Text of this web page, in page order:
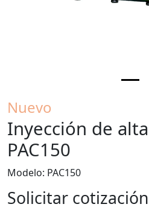
Nuevo
Inyección de
PAC150
Modelo: PAC150
Solicitar cotización